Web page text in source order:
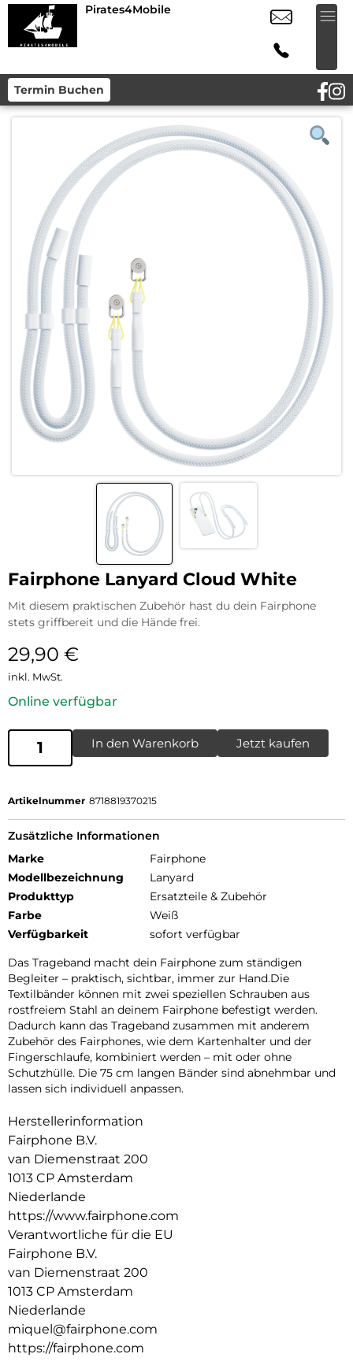
Pirates4Mobile
Termin Buchen
Fairphone Lanyard Cloud White
Mit diesem praktischen Zubehör hast du dein Fairphone
stets griffbereit und die Hände frei.
29,90 €
inkl. MwSt.
Online verfügbar
In den Warenkorb Jetzt kaufen
Artikelnummer 8718819370215
Zusätzliche Informationen
Marke
Fairphone
Modellbezeichnung
Lanyard
Produkttyp
Ersatzteile & Zubehör
Farbe
Weiß
Verfügbarkeit
sofort verfügbar
Das Trageband macht dein Fairphone zum ständigen
Begleiter – praktisch, sichtbar, immer zur Hand.Die
Textilbänder können mit zwei speziellen Schrauben aus
rostfreiem Stahl an deinem Fairphone befestigt werden.
Dadurch kann das Trageband zusammen mit anderem
Zubehör des Fairphones, wie dem Kartenhalter und der
Fingerschlaufe, kombiniert werden – mit oder ohne
Schutzhülle. Die 75 cm langen Bänder sind abnehmbar und
lassen sich individuell anpassen.
Herstellerinformation
Fairphone B.V.
van Diemenstraat 200
1013 CP Amsterdam
Niederlande
https://www.fairphone.com
Verantwortliche für die EU
Fairphone B.V.
van Diemenstraat 200
1013 CP Amsterdam
Niederlande
miquel@fairphone.com
https://fairphone.com